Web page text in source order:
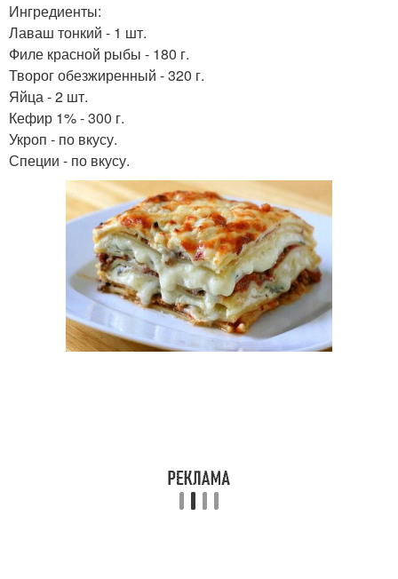
Ингредиенты:
Лаваш тонкий - 1 шт.
Филе красной рыбы - 180 г.
Творог обезжиренный - 320 г.
Яйца - 2 шт.
Кефир 1% - 300 г.
Укроп - по вкусу.
Специи - по вкусу.